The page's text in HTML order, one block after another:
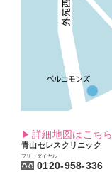
詳細地図はこちら
青山セレスクリニック
フリーダイヤル
0120-958-336